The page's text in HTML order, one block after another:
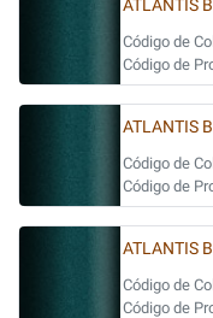
ATLANTIS
Código de
Código de
ATLANTIS
Código de
Código de
ATLANTIS
Código de
Código de